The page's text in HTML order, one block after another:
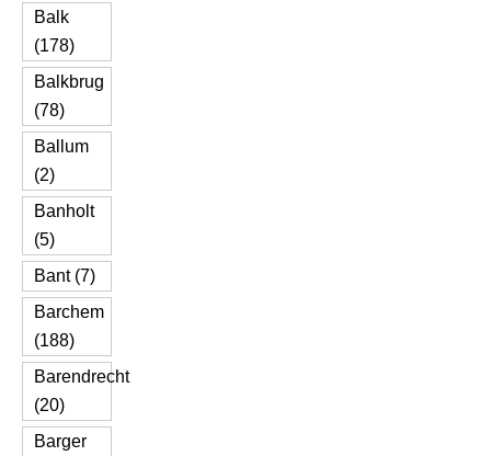
Balk
(178)
Balkbrug
(78)
Ballum
(2)
Banholt
(5)
Bant (7)
Barchem
(188)
Barendrecht
(20)
Barger